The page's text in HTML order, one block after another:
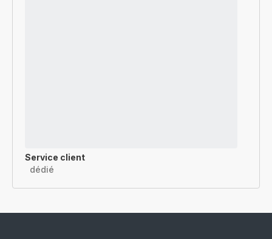
Service client
dédié